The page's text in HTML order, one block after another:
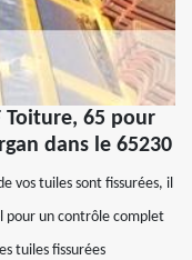
Toiture, 65 pour
dans le 65230
vos tuiles sont fissurées, il
pour un contrôle complet
tuiles fissurées